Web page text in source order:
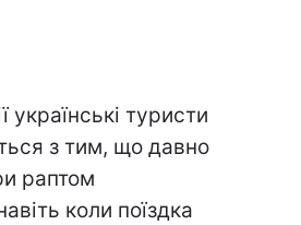
українські туристи
з тим, що давно
раптом
коли поїздка